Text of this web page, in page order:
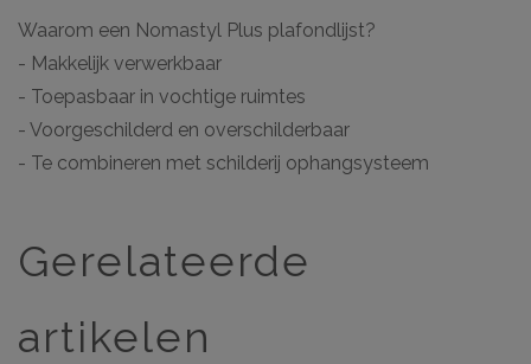
Waarom een Nomastyl Plus plafondlijst?
- Makkelijk verwerkbaar
- Toepasbaar in vochtige ruimtes
- Voorgeschilderd en overschilderbaar
- Te combineren met schilderij ophangsysteem
Gerelateerde
artikelen